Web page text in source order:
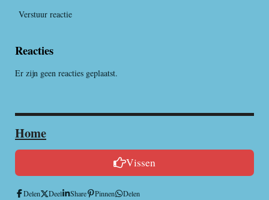
Verstuur reactie
Reacties
Er zijn geen reacties geplaatst.
Home
Vissen
Delen Deel Share Pinnen Delen